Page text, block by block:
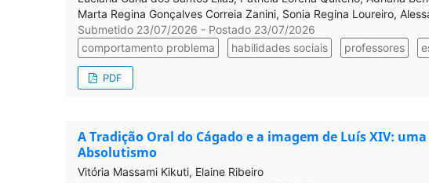
Marta Regina Gonçalves Correia Zanini, Sonia Regina Loureiro,
Submetido 23/07/2026 - Postado 23/07/2026
comportamento problema
habilidades sociais professores
PDF
A Tradição Oral do Cágado e a imagem de Luís XIV:
Absolutismo
Vitória Massami Kikuti, Elaine Ribeiro